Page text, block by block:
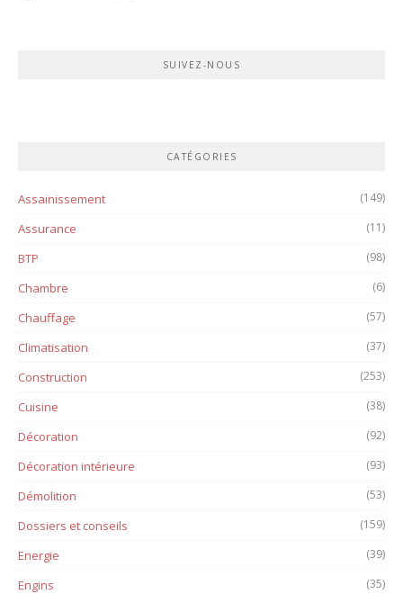
SUIVEZ-NOUS
CATÉGORIES
Assainissement (149)
Assurance (11)
BTP (98)
Chambre (6)
Chauffage (57)
Climatisation (37)
Construction (253)
Cuisine (38)
Décoration (92)
Décoration intérieure (93)
Démolition (53)
Dossiers et conseils (159)
Energie (39)
Engins (35)